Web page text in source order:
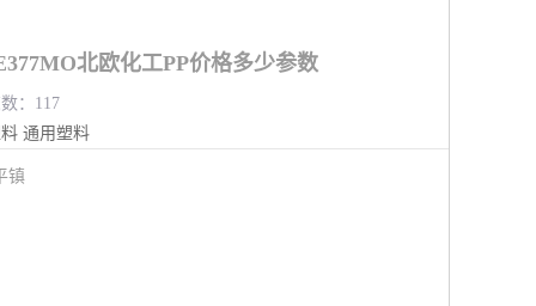
北欧化工PP价格多少参数
：117
通用塑料
镇